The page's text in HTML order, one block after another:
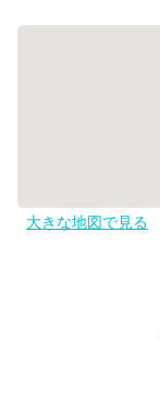
大きな地図で見る